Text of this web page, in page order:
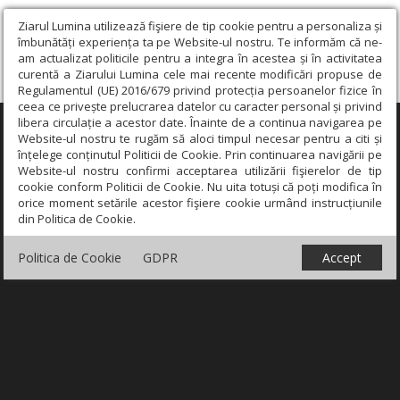
Ziarul Lumina utilizează fişiere de tip cookie pentru a personaliza și
îmbunătăți experiența ta pe Website-ul nostru. Te informăm că ne-
am actualizat politicile pentru a integra în acestea și în activitatea
curentă a Ziarului Lumina cele mai recente modificări propuse de
Regulamentul (UE) 2016/679 privind protecția persoanelor fizice în
ceea ce privește prelucrarea datelor cu caracter personal și privind
libera circulație a acestor date. Înainte de a continua navigarea pe
Website-ul nostru te rugăm să aloci timpul necesar pentru a citi și
înțelege conținutul Politicii de Cookie. Prin continuarea navigării pe
Website-ul nostru confirmi acceptarea utilizării fişierelor de tip
cookie conform Politicii de Cookie. Nu uita totuși că poți modifica în
orice moment setările acestor fişiere cookie urmând instrucțiunile
din Politica de Cookie.
Politica de Cookie GDPR Accept
×